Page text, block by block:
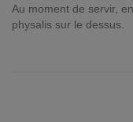
Au moment de servir,
physalis sur le dessus.